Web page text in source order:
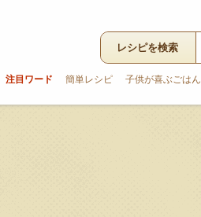
レシピを検索
注目ワード 簡単レシピ 子供が喜ぶごはん